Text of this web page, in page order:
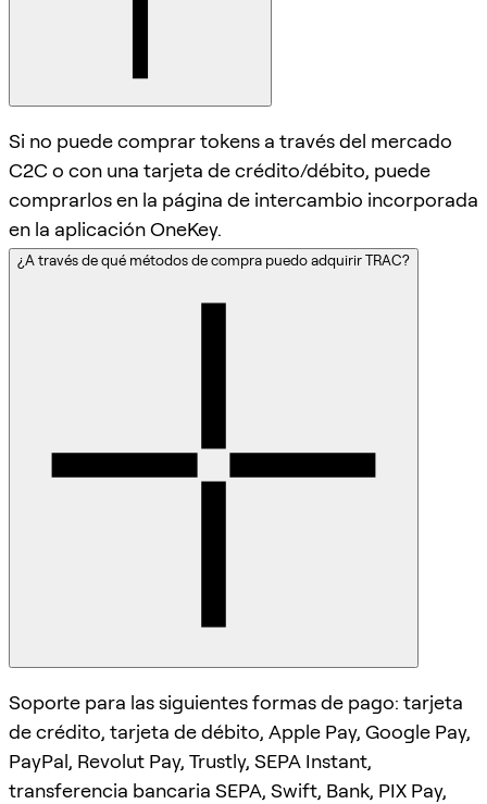
Si no puede comprar tokens a través del mercado
C2C o con una tarjeta de crédito/débito, puede
comprarlos en la página de intercambio incorporada
en la aplicación OneKey.
¿A través de qué métodos de compra puedo adquirir TRAC?
Soporte para las siguientes formas de pago: tarjeta
de crédito, tarjeta de débito, Apple Pay, Google Pay,
PayPal, Revolut Pay, Trustly, SEPA Instant,
transferencia bancaria SEPA, Swift, Bank, PIX Pay,